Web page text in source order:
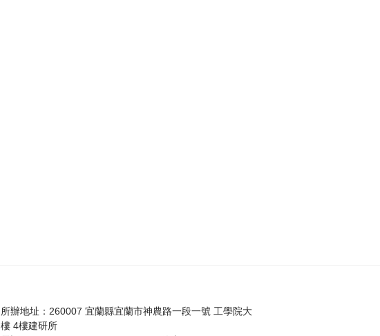
所辦地址：260007 宜蘭縣宜蘭市神農路一段一號 工學院大
樓 4樓建研所